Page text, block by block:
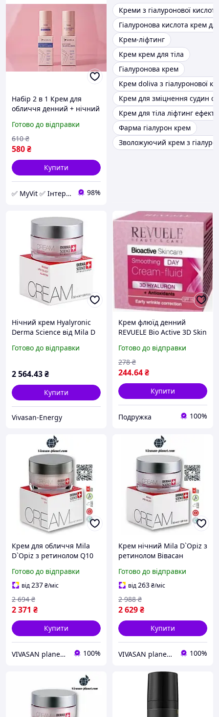
Набір 2 в 1 Крем для
обличчя денний + нічний
мл+50 мл (SOI-20030)
Готово до відправки
580₴
610 ₴
Купити
✅ MyVit ✅ Інтернет-магазин товарів для здорового життя 98%
Креми з гіалуронової
Гіалуронова кислота крем
Крем-ліфтинг
Крем крем для тіла
Гіалуронова крем
Крем doliva з гіалуронової
Крем для зміцнення судин
Крем для тіла ліфтинг ефект
Фарма гіалурон крем
Зволожуючий крем з
Нічний крем Hyalyronic
Derma Science від Mila D
50 ml
Готово до відправки
2 564.43₴
Купити
Vivasan-Energy
Крем флюїд денний
REVUELE Bio Active 3D Skin
Готово до відправки
244.64₴
278 ₴
Купити
Подружка 100%
Крем для обличчя Mila
D`Opiz з ретинолом Q10
Швейцарія 50 мл
Готово до відправки
від237₴/міс
2 371 ₴
2 694 ₴
Купити
VIVASAN planet інтернет-магазин - склад 100%
Крем нічний Mila D`Opiz з
ретинолом Вівасан
Швейцарія 50 мл
Готово до відправки
від263₴/міс
2 629₴
2 988 ₴
Купити
VIVASAN planet інтернет-магазин - склад 100%